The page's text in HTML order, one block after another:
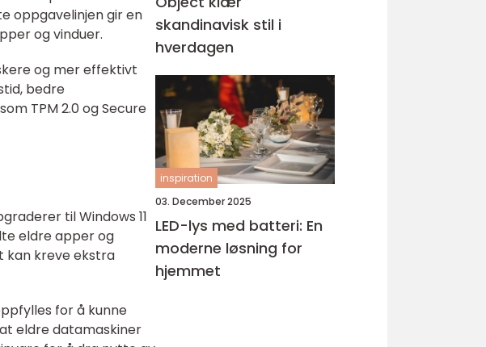
oppgavelinjen gir en
og vinduer.
og mer effektivt
bedre
TPM 2.0 og Secure
til Windows 11
eldre apper og
kan kreve ekstra
for å kunne
eldre datamaskiner
skandinavisk stil i
hverdagen
inspiration
03. December 2025
LED-lys med batteri: En
moderne løsning for
hjemmet